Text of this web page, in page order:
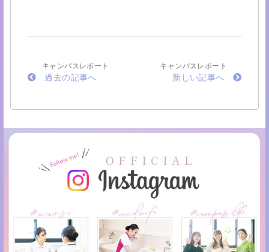
キャンパスレポート
過去の記事へ
キャンパスレポート
新しい記事へ